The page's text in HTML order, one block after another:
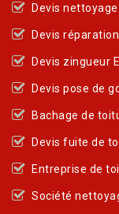
Devis
Devis
Devis zingueur
Devis pose de
Bachage de
Devis fuite de
Entreprise de
Société